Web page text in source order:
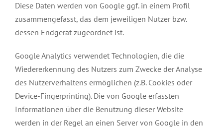
Diese Daten werden von Google ggf. in einem Profil
zusammengefasst, das dem jeweiligen Nutzer bzw.
dessen Endgerät zugeordnet ist.
Google Analytics verwendet Technologien, die die
Wiedererkennung des Nutzers zum Zwecke der Analyse
des Nutzerverhaltens ermöglichen (z.B. Cookies oder
Device-Fingerprinting). Die von Google erfassten
Informationen über die Benutzung dieser Website
werden in der Regel an einen Server von Google in den